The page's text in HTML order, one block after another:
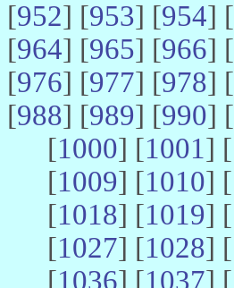
[952] [953] [954] [
[964] [965] [966] [
[976] [977] [978] [
[988] [989] [990] [
[1000] [1001] [
[1009] [1010] [
[1018] [1019] [
[1027] [1028] [
[1036] [1037] [